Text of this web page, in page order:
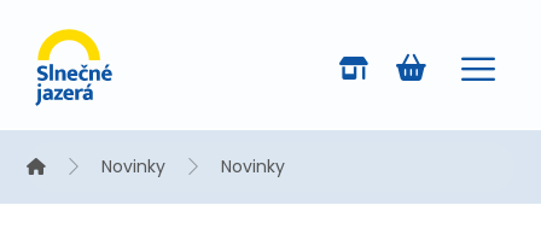
Novinky Novinky